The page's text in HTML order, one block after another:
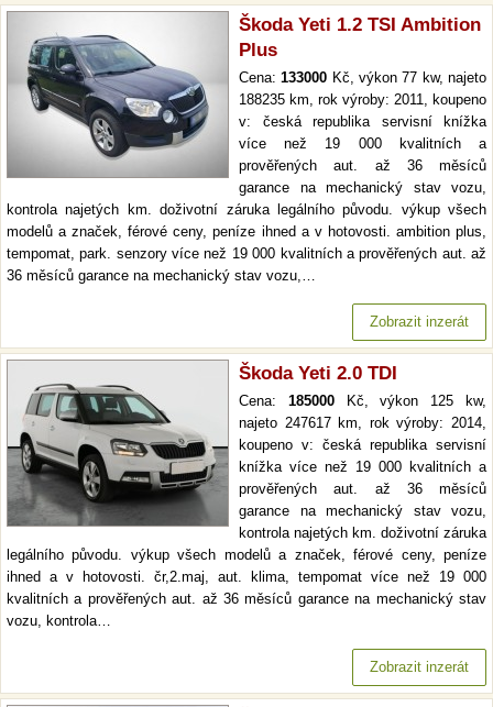
Škoda Yeti 1.2 TSI Ambition
Plus
Cena:133000 Kč, výkon 77 kw, najeto
188235 km, rok výroby: 2011, koupeno
v: česká republika servisní knížka
více než 19 000 kvalitních a
prověřených aut. až 36 měsíců
garance na mechanický stav vozu,
kontrola najetých km. doživotní záruka legálního původu. výkup všech
modelů a značek, férové ceny, peníze ihned a v hotovosti. ambition plus,
tempomat, park. senzory více než 19 000 kvalitních a prověřených aut. až
36 měsíců garance na mechanický stav vozu,…
Zobrazit inzerát
Škoda Yeti 2.0 TDI
Cena: 185000Kč, výkon 125 kw,
najeto 247617 km, rok výroby: 2014,
koupeno v: česká republika servisní
knížka více než 19 000 kvalitních a
prověřených aut. až 36 měsíců
garance na mechanický stav vozu,
kontrola najetých km. doživotní záruka
legálního původu. výkup všech modelů a značek, férové ceny, peníze
ihned a v hotovosti. čr,2.maj, aut. klima, tempomat více než 19 000
kvalitních a prověřených aut. až 36 měsíců garance na mechanický stav
vozu, kontrola…
Zobrazit inzerát